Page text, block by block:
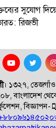
সুযোগ
রিজভী
। ১৩২৭, তেজগাঁও
বাংলাদেশ
বিজ্ঞাপন-